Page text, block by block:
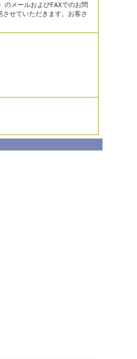
メールおよびFAXでのお問
せていただきます。お客さ